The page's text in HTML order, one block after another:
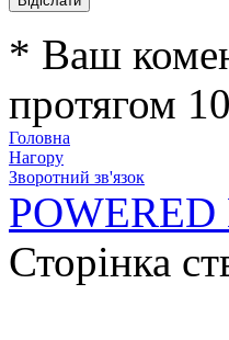
* Ваш
протягом
Головна
Нагору
Зворотний зв'язок
Сторінка